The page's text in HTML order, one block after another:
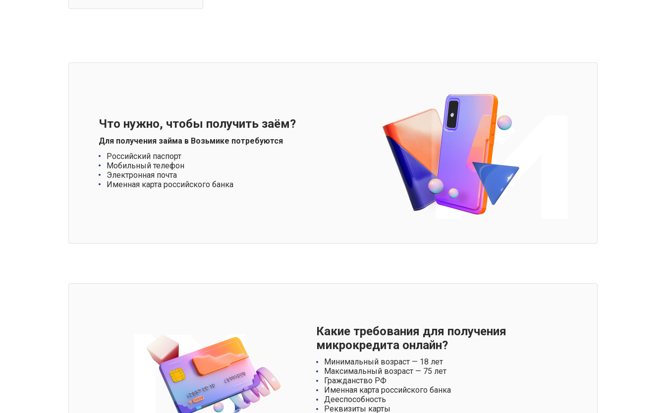
Что нужно, чтобы получить заём?
Для получения займа в Возьмике потребуются
Российский паспорт
Мобильный телефон
Электронная почта
Именная карта российского банка
Какие требования для получения
микрокредита онлайн?
Минимальный возраст — 18 лет
Максимальный возраст — 75 лет
Гражданство РФ
Именная карта российского банка
Дееспособность
Реквизиты карты